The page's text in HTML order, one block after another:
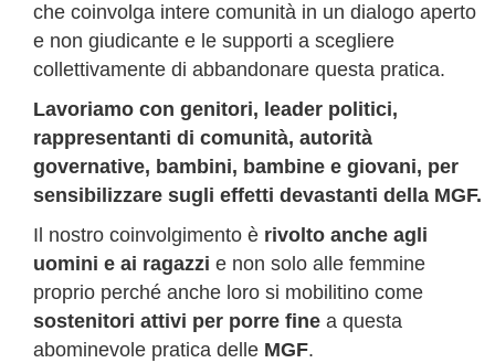
che coinvolga intere comunità in un dialogo aperto
e non giudicante e le supporti a scegliere
collettivamente di abbandonare questa pratica.
Lavoriamo con genitori, leader politici,
rappresentanti di comunità, autorità
governative, bambini, bambine e giovani, per
sensibilizzare sugli effetti devastanti della MGF.
Il nostro coinvolgimento è rivolto anche agli
uomini e ai ragazzi e non solo alle femmine
proprio perché anche loro si mobilitino come
sostenitori attivi per porre fine a questa
abominevole pratica delle MGF.